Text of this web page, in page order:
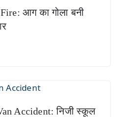
आग का गोला बनी
Accident: निजी स्कूल